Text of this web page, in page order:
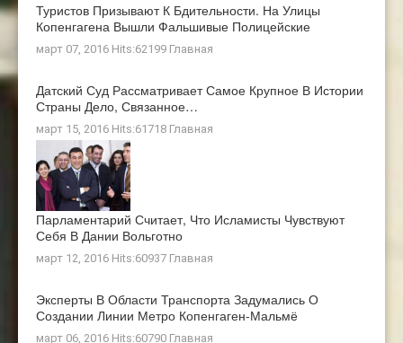
Туристов Призывают К Бдительности. На Улицы
Копенгагена Вышли Фальшивые Полицейские
март 07, 2016 Hits:62199 Главная
Датский Суд Рассматривает Самое Крупное В Истории
Страны Дело, Связанное…
март 15, 2016 Hits:61718 Главная
Парламентарий Считает, Что Исламисты Чувствуют
Себя В Дании Вольготно
март 12, 2016 Hits:60937 Главная
Эксперты В Области Транспорта Задумались О
Создании Линии Метро Копенгаген-Мальмё
март 06, 2016 Hits:60790 Главная